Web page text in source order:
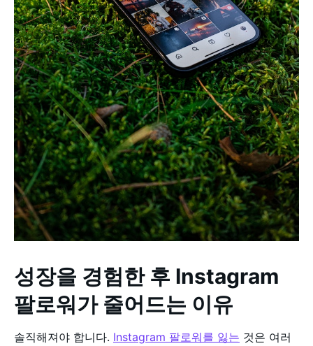
성장을 경험한 후 Instagram
팔로워가 줄어드는 이유
솔직해져야 합니다. Instagram 팔로워를 잃는 것은 여러